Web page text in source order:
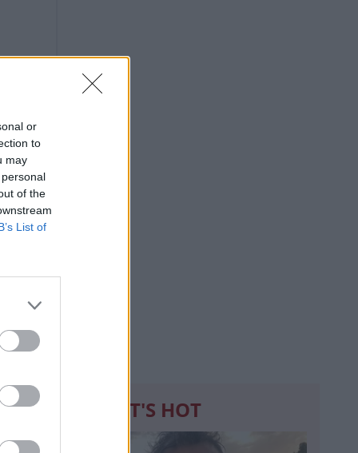
or
to
may
of the
List of
WHAT'S HOT